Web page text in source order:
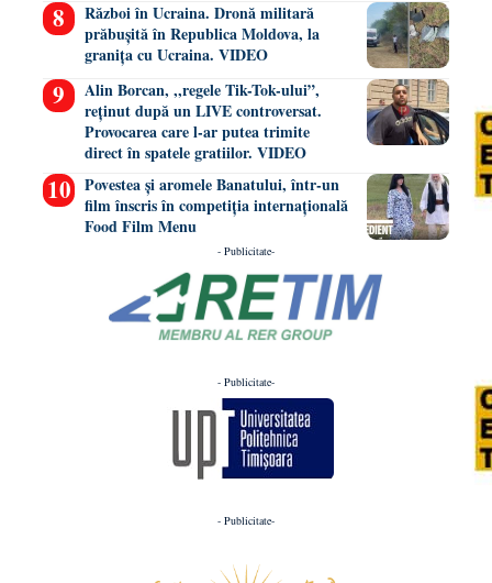
Război în Ucraina. Dronă militară
prăbușită în Republica Moldova, la
granița cu Ucraina. VIDEO
Alin Borcan, ,,regele Tik-Tok-ului”,
reținut după un LIVE controversat.
Provocarea care l-ar putea trimite
direct în spatele gratiilor. VIDEO
Povestea și aromele Banatului, într-un
film înscris în competiția internațională
Food Film Menu
- Publicitate-
- Publicitate-
- Publicitate-